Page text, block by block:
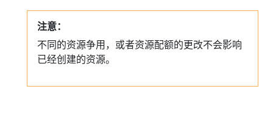
注意：
不同的资源争用，或者资源配额的更改不会影响
已经创建的资源。